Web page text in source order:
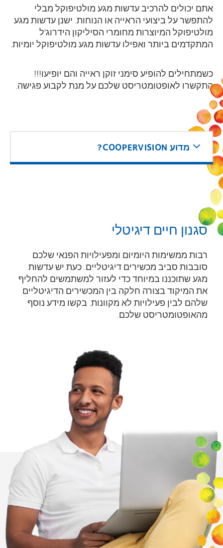
אתם יכולים להרכיב עדשות מגע מולטיפוקל מבלי
להתפשר על ביצועי הראייה או הנוחות. ישנן עדשות מגע
מולטיפוקל המיוצרות מחומרי הסיליקון הידרוג'ל
המתקדמים ביותר ואפילו עדשות מגע מולטיפוקל יומיות.
כשמתחילים להופיע סימני זוקן ראייה והם יופיעו!!!
התקשרו לאופטומטריסט שלכםעל מנת לקבוע פגישה.
מדוע COOPERVISION?
סגנון חיים דיגיטלי
רבות ממשימות היומיום ומפעילויות הפנאי שלכם
סובבות סביב מכשירים דיגיטליים. כעת יש עדשות
מגע שתוכננו במיוחד כדי לעזור למשתמשים להחליף
את המיקוד בצורה חלקה בין המכשירים הדיגיטליים
שלהם לבין פעילויות לא מקוונות. בקשו מידע נוסף
מהאופטומטריסט שלכם.